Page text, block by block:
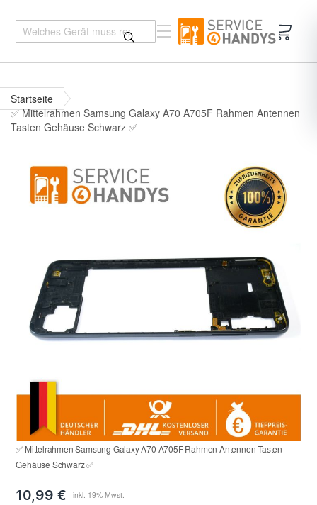
Startseite
✅ Mittelrahmen Samsung Galaxy A70 A705F Rahmen Antennen
Tasten Gehäuse Schwarz ✅
✅ Mittelrahmen Samsung Galaxy A70 A705F Rahmen Antennen Tasten
Gehäuse Schwarz ✅
10,99 €